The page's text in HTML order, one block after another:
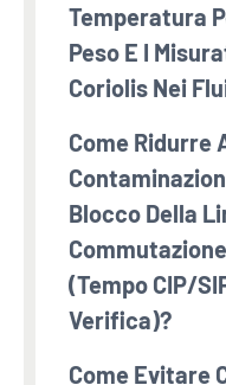
Temperatura
Peso E I
Coriolis Nei
Come Ridurre
Blocco Della
(tempo CIP/
Verifica)?
Come Evitare